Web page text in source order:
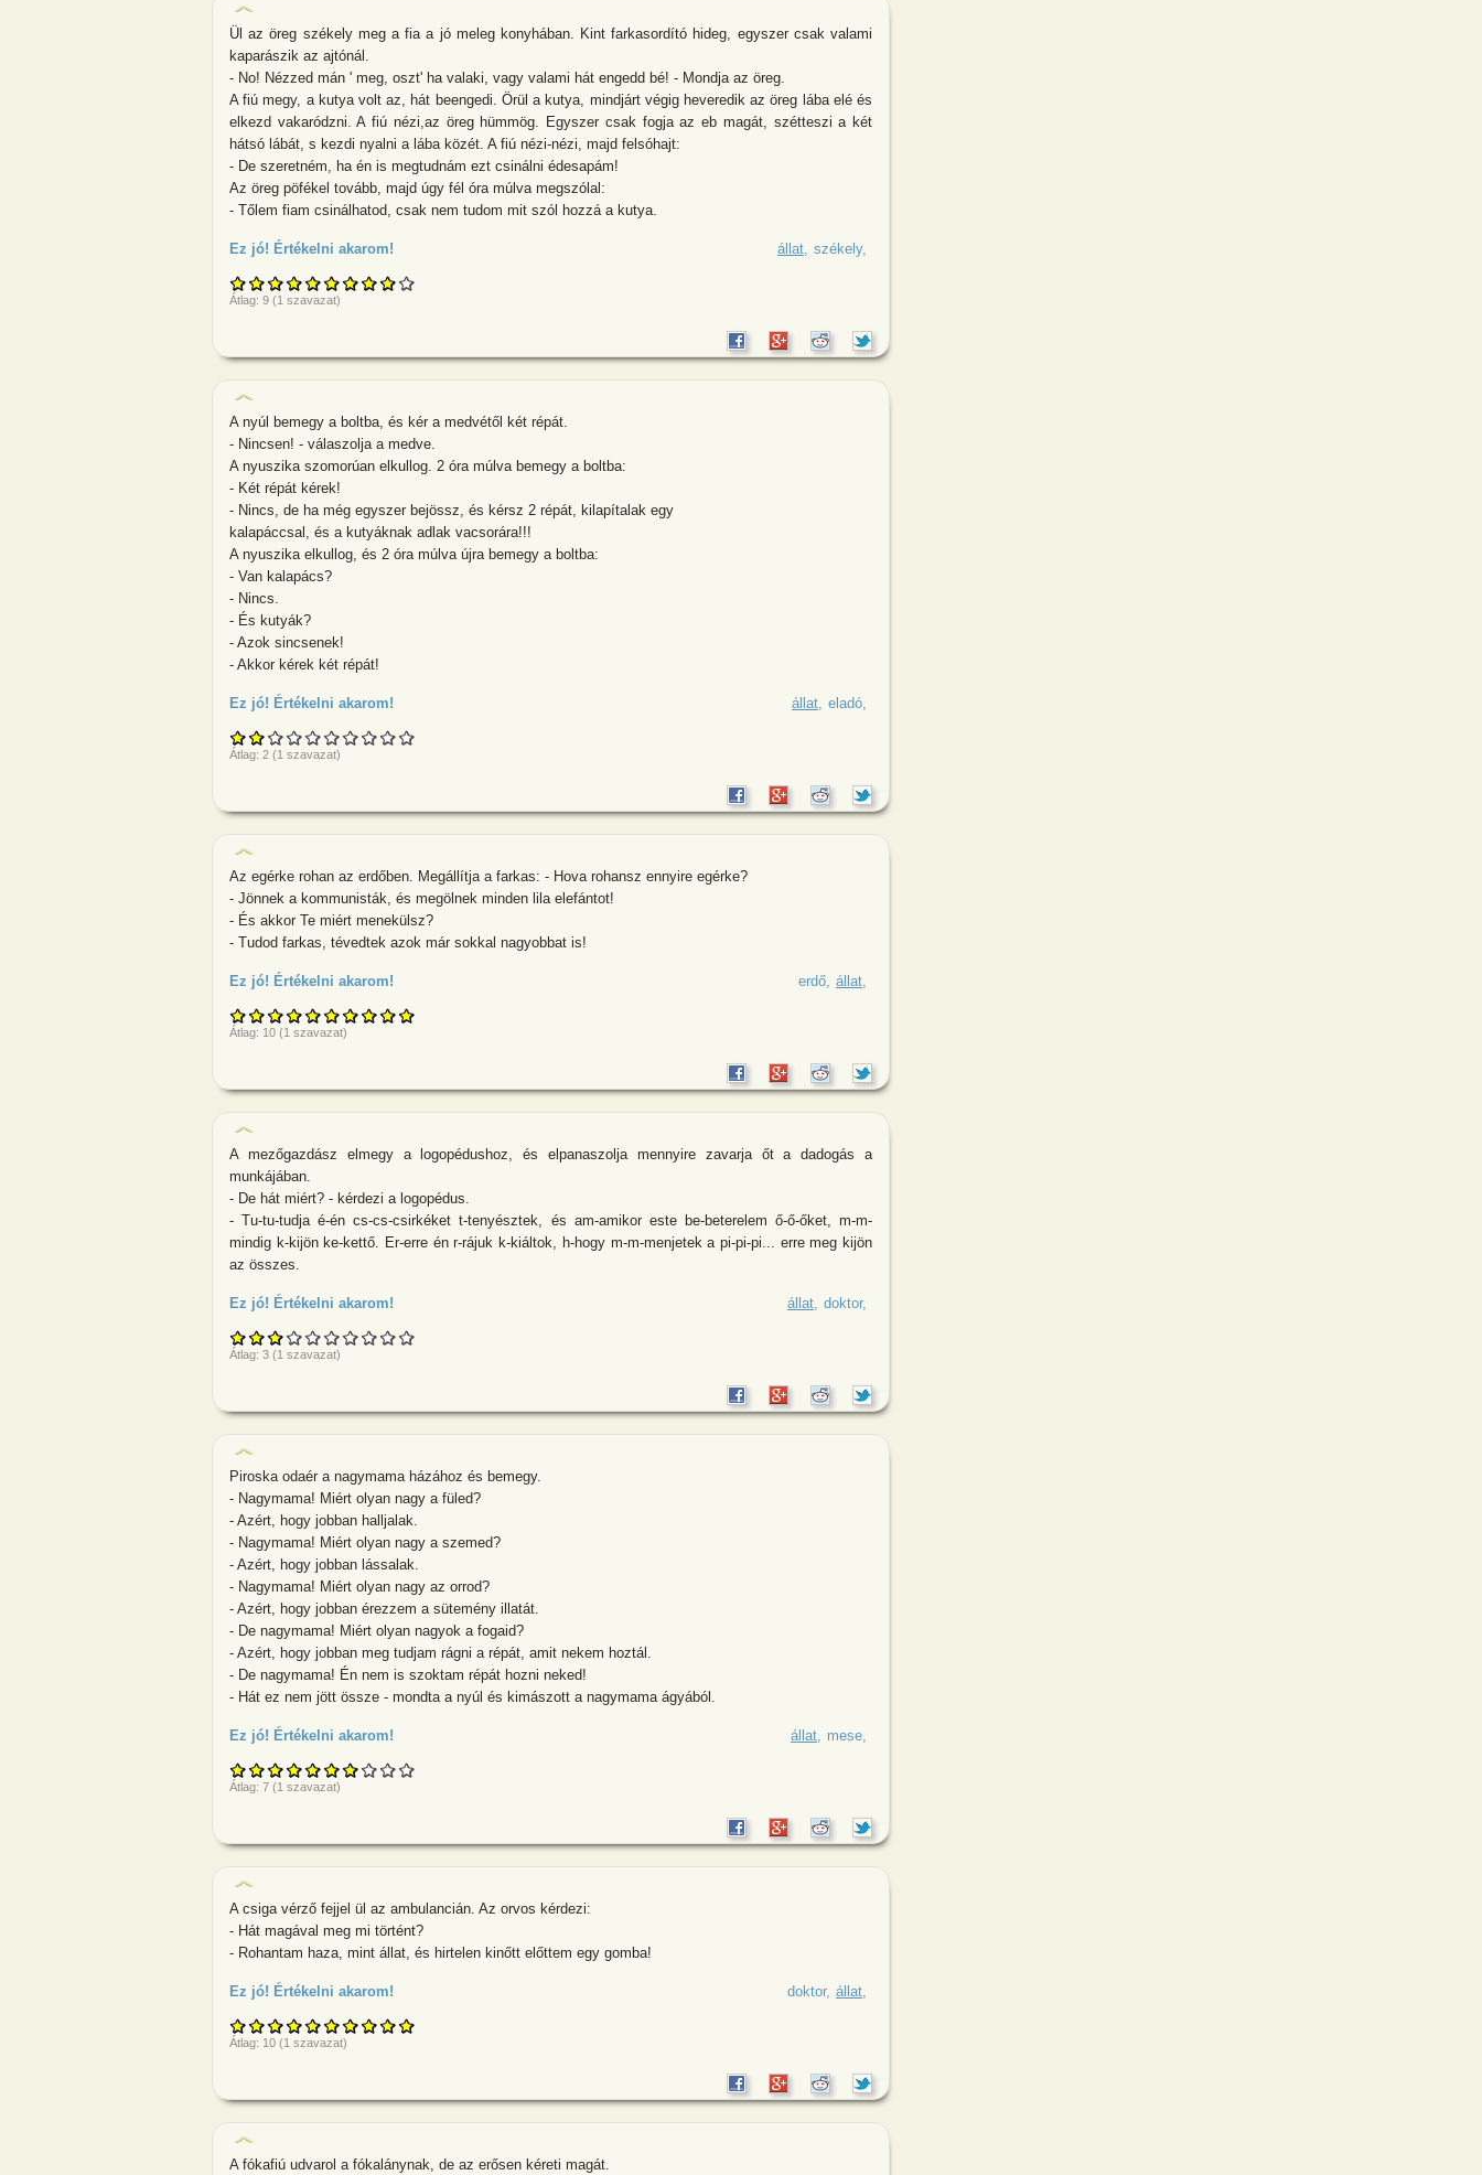
Ül az öreg székely meg a fia a jó meleg konyhában. Kint farkasordító hideg, egyszer csak valami
kaparászik az ajtónál.
- No! Nézzed mán ' meg, oszt' ha valaki, vagy valami hát engedd bé! - Mondja az öreg.
A fiú megy, a kutya volt az, hát beengedi. Örül a kutya, mindjárt végig heveredik az öreg lába elé és
elkezd vakaródzni. A fiú nézi,az öreg hümmög. Egyszer csak fogja az eb magát, szétteszi a két
hátsó lábát, s kezdi nyalni a lába közét. A fiú nézi-nézi, majd felsóhajt:
- De szeretném, ha én is megtudnám ezt csinálni édesapám!
Az öreg pöfékel tovább, majd úgy fél óra múlva megszólal:
- Tőlem fiam csinálhatod, csak nem tudom mit szól hozzá a kutya.
székely
állat
Ez jó! Értékelni akarom! about Ül az öreg székely meg a fia a jó meleg konyhában.
Átlag: 9 (1 szavazat)
A nyúl bemegy a boltba, és kér a medvétől két répát.
- Nincsen! - válaszolja a medve.
A nyuszika szomorúan elkullog. 2 óra múlva bemegy a boltba:
- Két répát kérek!
- Nincs, de ha még egyszer bejössz, és kérsz 2 répát, kilapítalak egy
kalapáccsal, és a kutyáknak adlak vacsorára!!!
A nyuszika elkullog, és 2 óra múlva újra bemegy a boltba:
- Van kalapács?
- Nincs.
- És kutyák?
- Azok sincsenek!
- Akkor kérek két répát!
eladó
állat
Ez jó! Értékelni akarom!
Átlag: 2 (1 szavazat)
Az egérke rohan az erdőben. Megállítja a farkas: - Hova rohansz ennyire egérke?
- Jönnek a kommunisták, és megölnek minden lila elefántot!
- És akkor Te miért menekülsz?
- Tudod farkas, tévedtek azok már sokkal nagyobbat is!
állat
erdő
Ez jó! Értékelni akarom!
Átlag: 10 (1 szavazat)
A mezőgazdász elmegy a logopédushoz, és elpanaszolja mennyire zavarja őt a dadogás a
munkájában.
- De hát miért? - kérdezi a logopédus.
- Tu-tu-tudja é-én cs-cs-csirkéket t-tenyésztek, és am-amikor este be-beterelem ő-ő-őket, m-m-
mindig k-kijön ke-kettő. Er-erre én r-rájuk k-kiáltok, h-hogy m-m-menjetek a pi-pi-pi... erre meg kijön
az összes.
doktor
állat
Ez jó! Értékelni akarom! about A mezőgazdász elmegy a logopédushoz, és elpanaszolja
Átlag: 3 (1 szavazat)
Piroska odaér a nagymama házához és bemegy.
- Nagymama! Miért olyan nagy a füled?
- Azért, hogy jobban halljalak.
- Nagymama! Miért olyan nagy a szemed?
- Azért, hogy jobban lássalak.
- Nagymama! Miért olyan nagy az orrod?
- Azért, hogy jobban érezzem a sütemény illatát.
- De nagymama! Miért olyan nagyok a fogaid?
- Azért, hogy jobban meg tudjam rágni a répát, amit nekem hoztál.
- De nagymama! Én nem is szoktam répát hozni neked!
- Hát ez nem jött össze - mondta a nyúl és kimászott a nagymama ágyából.
mese
állat
Ez jó! Értékelni akarom!
Átlag: 7 (1 szavazat)
A csiga vérző fejjel ül az ambulancián. Az orvos kérdezi:
- Hát magával meg mi történt?
- Rohantam haza, mint állat, és hirtelen kinőtt előttem egy gomba!
állat
doktor
Ez jó! Értékelni akarom!
Átlag: 10 (1 szavazat)
A fókafiú udvarol a fókalánynak, de az erősen kéreti magát.